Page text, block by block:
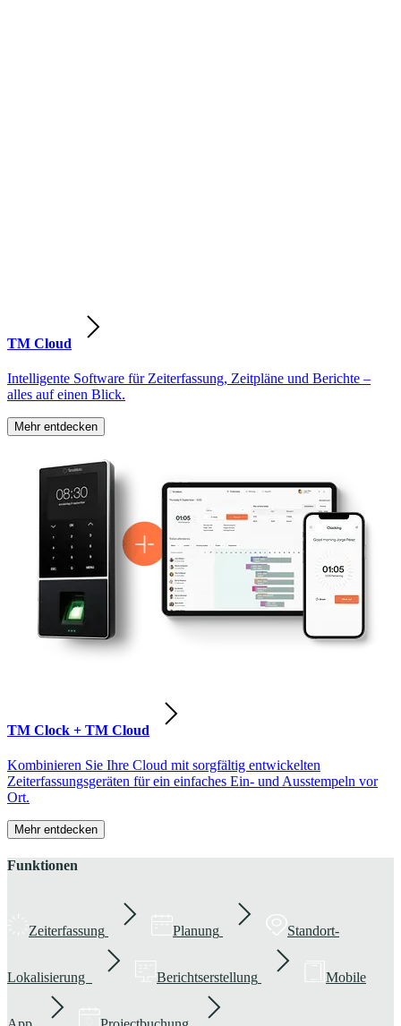
TM Cloud
Intelligente Software für Zeiterfassung, Zeitpläne und Berichte –
alles auf einen Blick.
Mehr entdecken
TM Clock + TM Cloud
Kombinieren Sie Ihre Cloud mit sorgfältig entwickelten
Zeiterfassungsgeräten für ein einfaches Ein- und Ausstempeln vor
Ort.
Mehr entdecken
Funktionen
Zeiterfassung Planung Standort-
Lokalisierung Berichtserstellung Mobile